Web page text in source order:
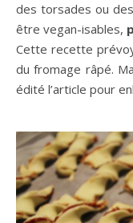
des torsades ou
être vegan-isables,
Cette recette
du fromage râpé.
édité l’article pour